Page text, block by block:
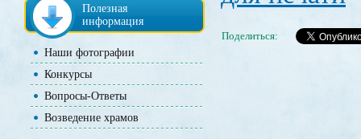
Полезная
информация
Наши фотографии
Конкурсы
Вопросы-Ответы
Возведение храмов
Поделиться: